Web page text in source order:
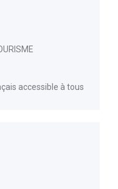
accessible à tous